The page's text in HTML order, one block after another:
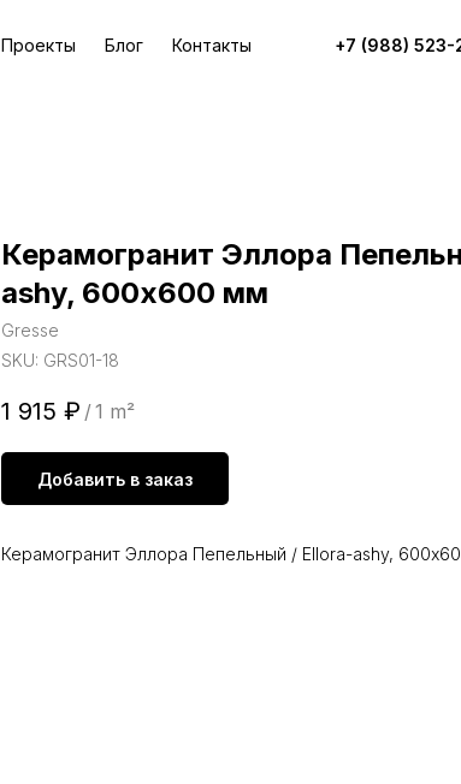
Проекты Блог Контакты +7 (988) 523-
Керамогранит Эллора
ashy, 600х600 мм
Gresse
SKU: GRS01-18
1 915 ₽ /1 m²
Добавить в заказ
Керамогранит Эллора Пепельный / Ellora-ashy,